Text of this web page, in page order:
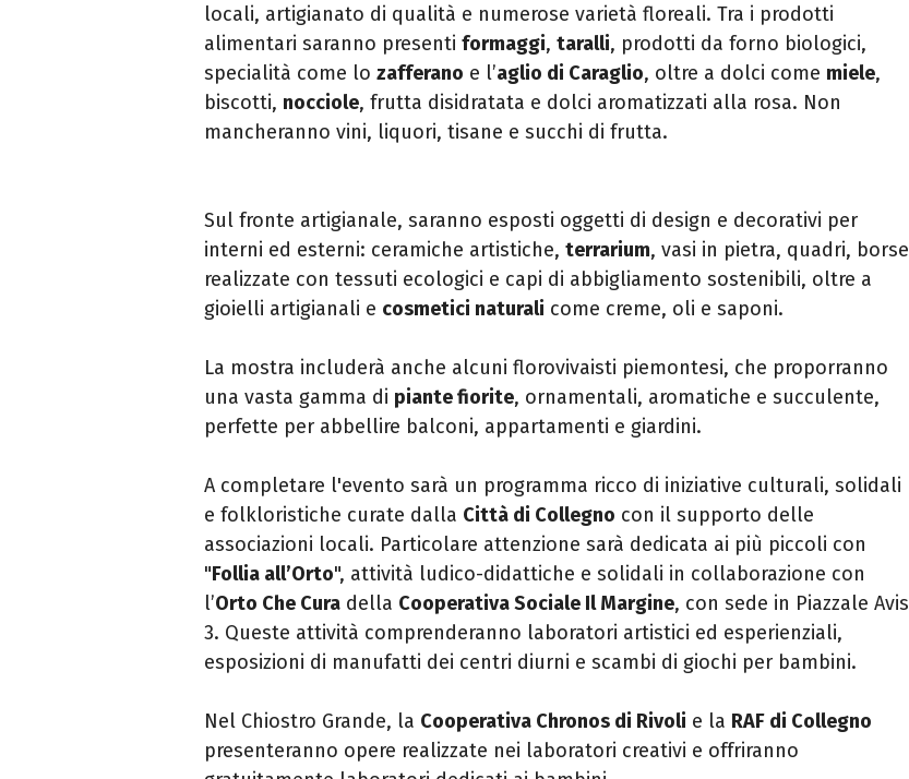
locali, artigianato di qualità e numerose varietà floreali. Tra i prodotti
alimentari saranno presenti formaggi, taralli, prodotti da forno biologici,
specialità come lo zafferano e l’aglio di Caraglio, oltre a dolci come miele,
biscotti, nocciole, frutta disidratata e dolci aromatizzati alla rosa. Non
mancheranno vini, liquori, tisane e succhi di frutta.
Sul fronte artigianale, saranno esposti oggetti di design e decorativi per
interni ed esterni: ceramiche artistiche, terrarium, vasi in pietra, quadri, borse
realizzate con tessuti ecologici e capi di abbigliamento sostenibili, oltre a
gioielli artigianali e cosmetici naturali come creme, oli e saponi.
La mostra includerà anche alcuni florovivaisti piemontesi, che proporranno
una vasta gamma di piante fiorite, ornamentali, aromatiche e succulente,
perfette per abbellire balconi, appartamenti e giardini.
A completare l'evento sarà un programma ricco di iniziative culturali, solidali
e folkloristiche curate dalla Città di Collegno con il supporto delle
associazioni locali. Particolare attenzione sarà dedicata ai più piccoli con
"Follia all’Orto", attività ludico-didattiche e solidali in collaborazione con
l’Orto Che Cura della Cooperativa Sociale Il Margine, con sede in Piazzale Avis
3. Queste attività comprenderanno laboratori artistici ed esperienziali,
esposizioni di manufatti dei centri diurni e scambi di giochi per bambini.
Nel Chiostro Grande, la Cooperativa Chronos di Rivoli e la RAF di Collegno
presenteranno opere realizzate nei laboratori creativi e offriranno